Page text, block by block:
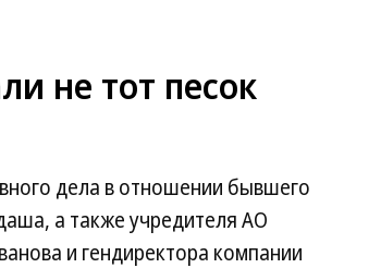
не тот песок
дела в отношении бывшего
а также учредителя АО
и гендиректора компании